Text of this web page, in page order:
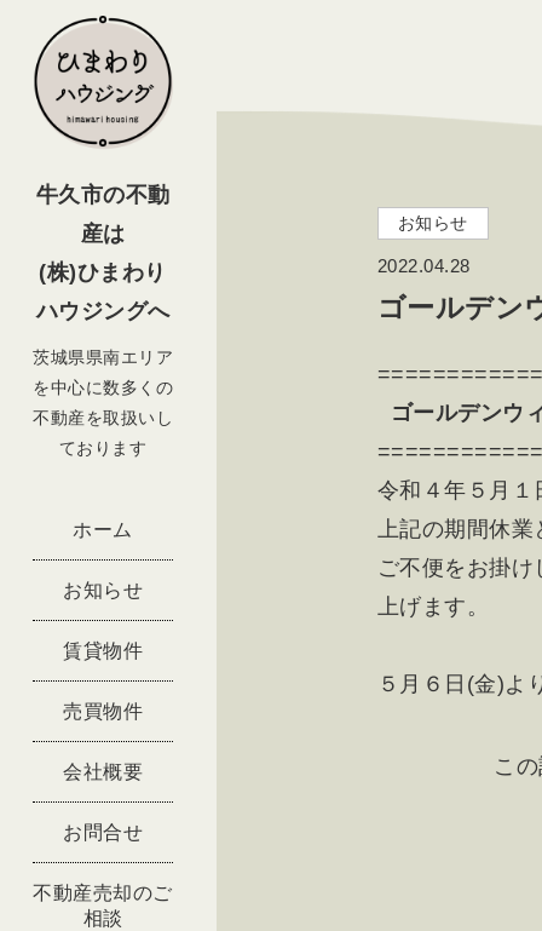
牛久市の不動
産は
(株)ひまわり
ハウジングへ
茨城県県南エリア
を中心に数多くの
不動産を取扱いし
ております
ホーム
お知らせ
賃貸物件
売買物件
会社概要
お問合せ
不動産売却のご
相談
お知らせ
2022.04.28
ゴールデン
ゴールデンウ
令和４年５月
上記の期間休
ご不便をお掛
上げます。
５月６日(金)よ
こ